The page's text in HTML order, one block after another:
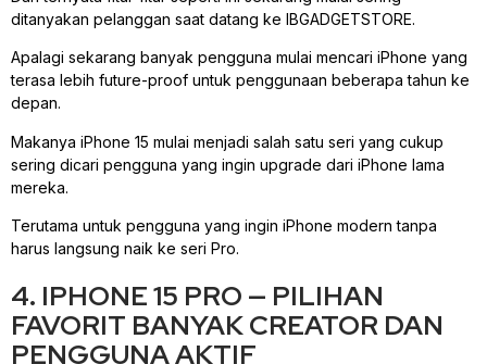
ditanyakan pelanggan saat datang ke IBGADGETSTORE.
Apalagi sekarang banyak pengguna mulai mencari iPhone yang
terasa lebih future-proof untuk penggunaan beberapa tahun ke
depan.
Makanya iPhone 15 mulai menjadi salah satu seri yang cukup
sering dicari pengguna yang ingin upgrade dari iPhone lama
mereka.
Terutama untuk pengguna yang ingin iPhone modern tanpa
harus langsung naik ke seri Pro.
4. IPHONE 15 PRO — PILIHAN
FAVORIT BANYAK CREATOR DAN
PENGGUNA AKTIF